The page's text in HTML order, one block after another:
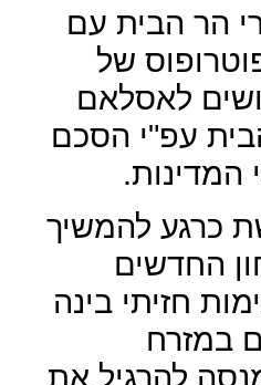
הר הבית עם
של
לאסלאם
עפ"י הסכם
המדינות.
כרגע להמשיך
החדשים
חזיתי בינה
במזרח
להרגיל את